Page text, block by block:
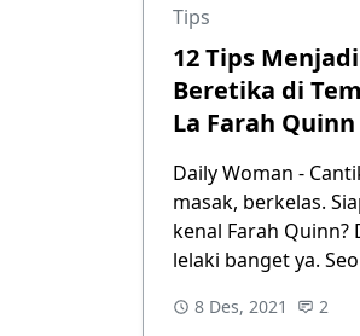
Tips
12 Tips
Beretika di
La Farah Quinn
Daily Woman -
masak, berkelas.
kenal Farah Quinn?
lelaki banget ya.
8 Des, 2021 2